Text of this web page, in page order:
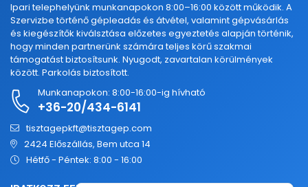
Ipari telephelyünk munkanapokon 8:00–16:00 között működik. A
Szervizbe történő gépleadás és átvétel, valamint gépvásárlás
és kiegészítők kiválsztása előzetes egyeztetés alapján történik,
hogy minden partnerünk számára teljes körű szakmai
támogatást biztosítsunk. Nyugodt, zavartalan körülmények
között. Parkolás biztosított.
Munkanapokon: 8:00-16:00-ig hívható
+36-20/434-6141
tisztagepkft@tisztagep.com
2424 Előszállás, Bem utca 14
Hétfő - Péntek: 8:00 - 16:00